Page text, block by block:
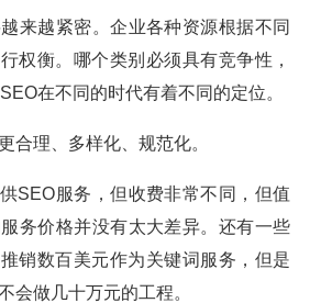
来越紧密。企业各种资源根据不同
权衡。哪个类别必须具有竞争性，
在不同的时代有着不同的定位。
合理、多样化、规范化。
SEO服务，但收费非常不同，但值
务价格并没有太大差异。还有一些
销数百美元作为关键词服务，但是
会做几十万元的工程。